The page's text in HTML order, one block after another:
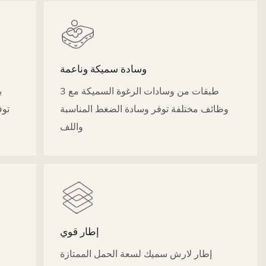
وسادة سميكة وناعمة
3 طبقات من وسادات الرغوة السميكة مع
وظائف مختلفة توفر وسادة الضغط المناسبة
واللف
إطار قوي
إطار لارش سميك لسعة الحمل الممتازة